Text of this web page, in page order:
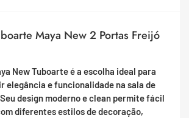
Maya New 2 Portas Freijó
New Tuboarte é a escolha ideal para
elegância e funcionalidade na sala de
design moderno e clean permite fácil
diferentes estilos de decoração,